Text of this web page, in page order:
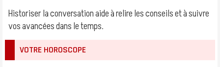
Historiser la conversation aide à relire les conseils et à suivre
vos avancées dans le temps.
VOTRE HOROSCOPE